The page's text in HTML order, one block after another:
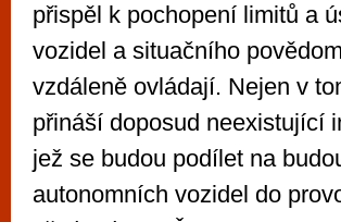
přispěl k pochopení limitů a
vozidel a situačního
vzdáleně ovládají. Nejen v
přináší doposud neexistující
jež se budou podílet na
autonomních vozidel do